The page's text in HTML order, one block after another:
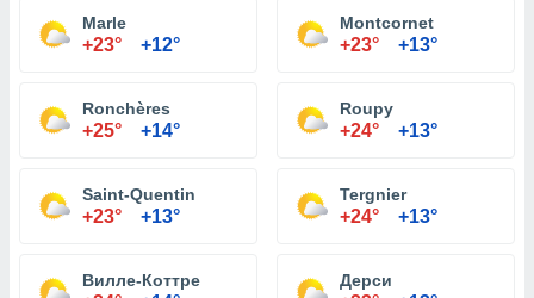
Marle
+23° +12°
Montcornet
+23° +13°
Ronchères
+25° +14°
Roupy
+24° +13°
Saint-Quentin
+23° +13°
Tergnier
+24° +13°
Вилле-Коттре Дерси